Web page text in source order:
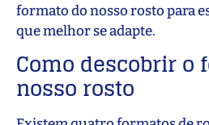
formato do nosso rosto para
que melhor se adapte.
Como descobrir o
nosso rosto